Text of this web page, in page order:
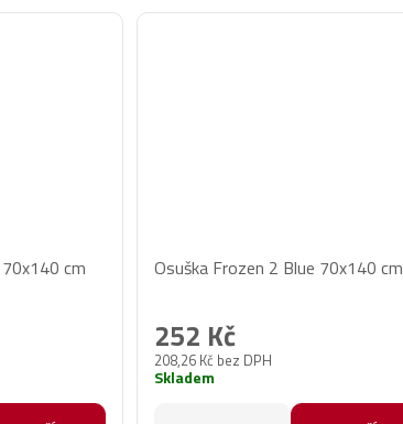
cm Osuška Frozen 2 Blue 70x140 cm
208,26 Kč bez DPH
252 Kč
Skladem